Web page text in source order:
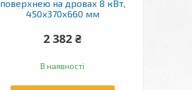
поверхнею на дровах 8 кВт,
450х370х660 мм
2 382 ₴
В наявності